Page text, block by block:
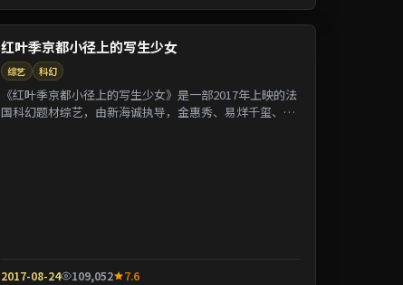
红叶季京都小径上的写生少女
综艺 科幻
《红叶季京都小径上的写生少女》是一部2017年上映的法
国科幻题材综艺，由新海诚执导，金惠秀、易烊千玺、张
2017-08-24 109,052 7.6